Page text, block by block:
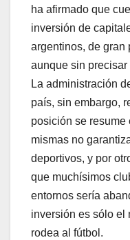
ha afirmado que
inversión de
argentinos, de gran
aunque sin precisar
La administración
país, sin embargo,
posición se
mismas no
deportivos, y por
que muchísimos
entornos sería
inversión es sólo el
rodea al fútbol.